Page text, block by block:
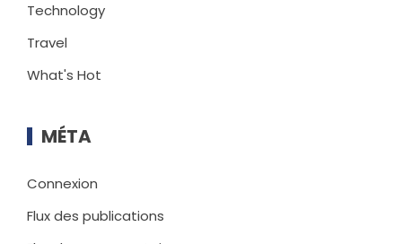
Technology
Travel
What's Hot
MÉTA
Connexion
Flux des publications